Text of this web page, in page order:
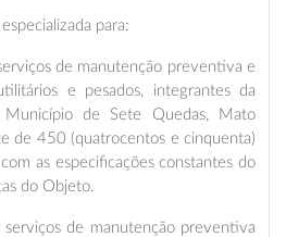
para:
de manutenção preventiva e
e pesados, integrantes da
de Sete Quedas, Mato
de 450 (quatrocentos e cinquenta)
as especificações constantes do
do Objeto.
serviços de manutenção preventiva